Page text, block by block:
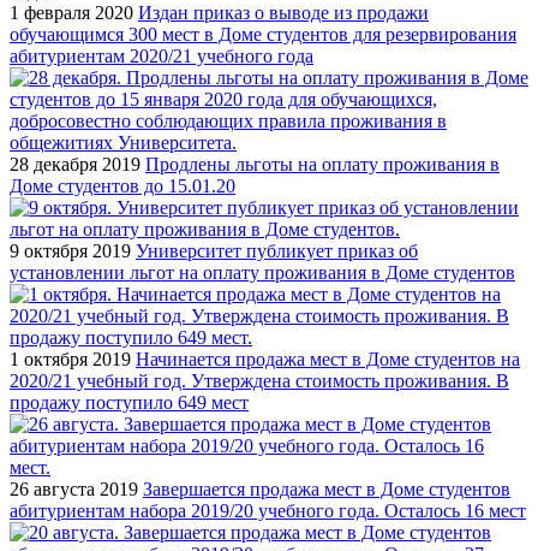
1 февраля 2020 Издан приказ о выводе из продажи
обучающимся 300 мест в Доме студентов для резервирования
абитуриентам 2020/21 учебного года
28 декабря 2019 Продлены льготы на оплату проживания в
Доме студентов до 15.01.20
9 октября 2019 Университет публикует приказ об
установлении льгот на оплату проживания в Доме студентов
1 октября 2019 Начинается продажа мест в Доме студентов на
2020/21 учебный год. Утверждена стоимость проживания. В
продажу поступило 649 мест
26 августа 2019 Завершается продажа мест в Доме студентов
абитуриентам набора 2019/20 учебного года. Осталось 16 мест